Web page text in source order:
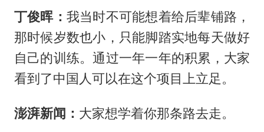
丁俊晖： 我当时不可能想着给后辈铺路，
那时候岁数也小，只能脚踏实地每天做好
自己的训练。通过一年一年的积累，大家
看到了中国人可以在这个项目上立足。
澎湃新闻： 大家想学着你那条路去走。